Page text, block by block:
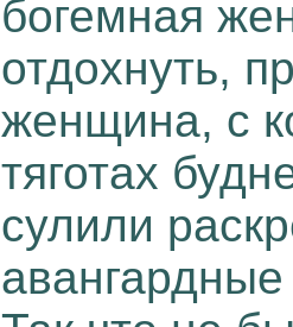
богемная
отдохнуть,
женщина, с
тяготах
сулили